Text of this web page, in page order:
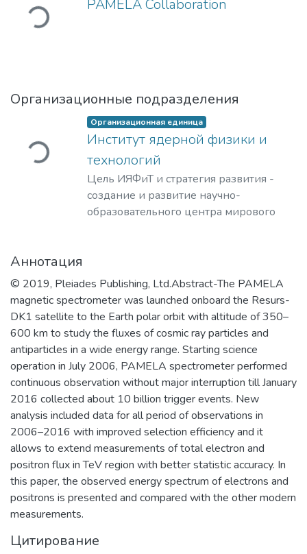
PAMELA Collaboration
Организационные подразделения
Загружается... Организационная единица
Институт ядерной физики и
технологий
Цель ИЯФиТ и стратегия развития -
создание и развитие научно-
образовательного центра мирового
элементарных частиц, астрофизики и
космофизики.
Аннотация
© 2019, Pleiades Publishing, Ltd.Abstract-The PAMELA
magnetic spectrometer was launched onboard the Resurs-
DK1 satellite to the Earth polar orbit with altitude of 350–
600 km to study the fluxes of cosmic ray particles and
antiparticles in a wide energy range. Starting science
operation in July 2006, PAMELA spectrometer performed
continuous observation without major interruption till January
2016 collected about 10 billion trigger events. New
analysis included data for all period of observations in
2006–2016 with improved selection efficiency and it
allows to extend measurements of total electron and
positron flux in TeV region with better statistic accuracy. In
this paper, the observed energy spectrum of electrons and
positrons is presented and compared with the other modern
measurements.
Цитирование